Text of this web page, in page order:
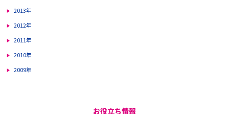
2013年
2012年
2011年
2010年
2009年
お役立ち情報